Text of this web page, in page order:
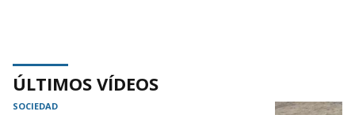
ÚLTIMOS VÍDEOS
SOCIEDAD